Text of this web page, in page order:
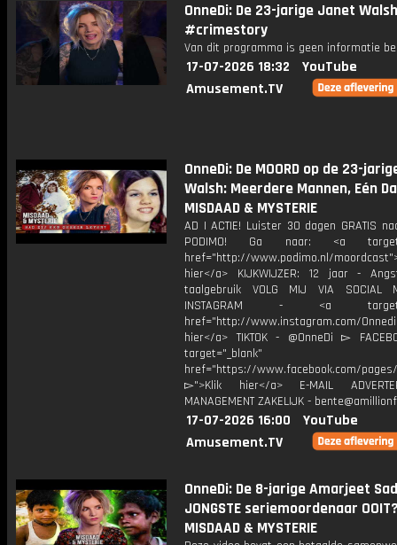
OnneDi: De 23-jarige Janet Walsh
#crimestory
Van dit programma is geen informatie
17-07-2026 18:32
YouTube
Amusement.TV
OnneDi: De MOORD op de 23-
Walsh: Meerdere Mannen, Eén
MISDAAD & MYSTERIE
AD | ACTIE! Luister 30 dagen GRATIS
PODIMO! Ga naar: <a
href="http://www.podimo.nl/
hier</a> KIJKWIJZER: 12 jaar -
taalgebruik VOLG MIJ VIA SOCIAL
INSTAGRAM - <a
href="http://www.instagram.com/
hier</a> TIKTOK - @OnneDi ▻
target="_blank"
href="https://www.facebook.com/pages/
▻">Klik hier</a> E-MAIL
MANAGEMENT ZAKELIJK -
17-07-2026 16:00
YouTube
Amusement.TV
OnneDi: De 8-jarige Amarjeet
JONGSTE seriemoordenaar
MISDAAD & MYSTERIE